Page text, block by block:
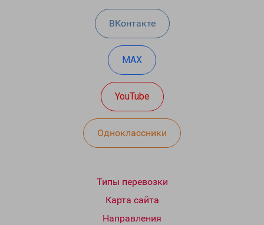
ВКонтакте
MAX
YouTube
Одноклассники
Типы перевозки
Карта сайта
Направления